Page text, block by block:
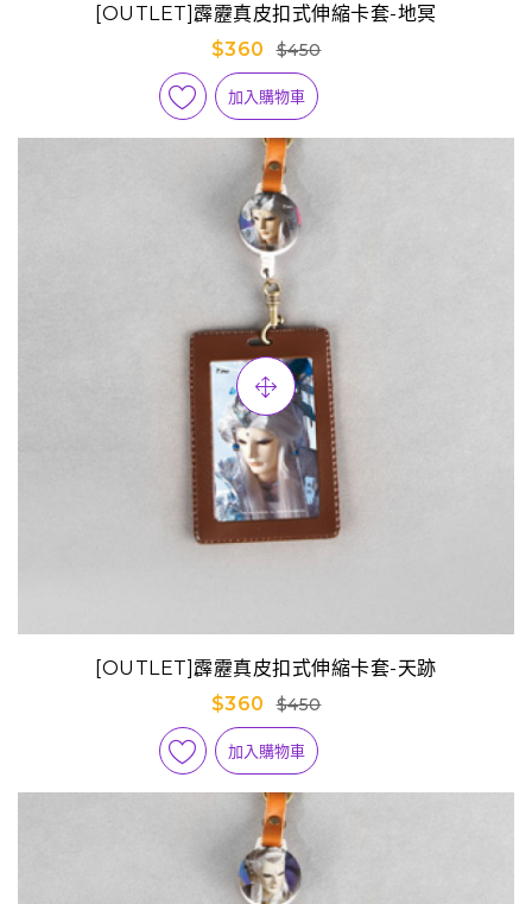
[OUTLET]霹靂真皮扣式伸縮卡套-地冥
$360
$450
加入購物車
[OUTLET]霹靂真皮扣式伸縮卡套-天跡
$360
$450
加入購物車